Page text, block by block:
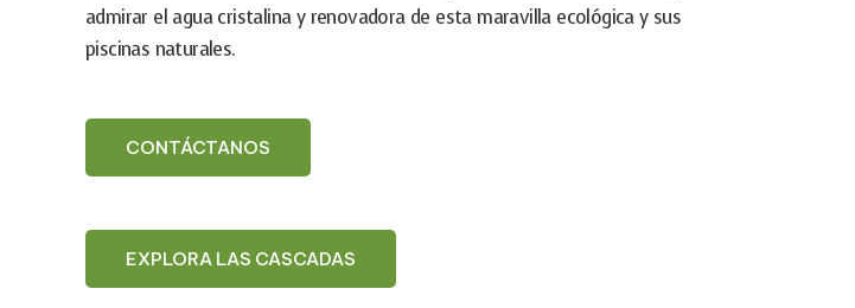
admirar el agua cristalina y renovadora de esta maravilla ecológica y sus
piscinas naturales.
CONTÁCTANOS
EXPLORA LAS CASCADAS